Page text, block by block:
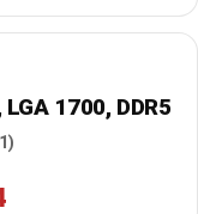
1700, DDR5